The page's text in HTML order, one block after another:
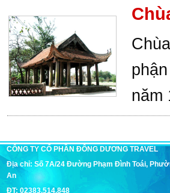
năm
CÔNG TY CỔ PHẦN ĐÔNG DƯƠNG TRAVEL
Địa chỉ: Số 7A/24 Đường Phạm Đình Toái,
An
ĐT: 02383.514.848